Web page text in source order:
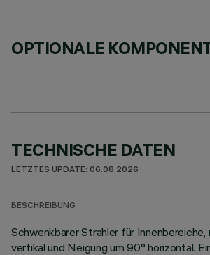
OPTIONALE
TECHNISCHE DATEN
LETZTES UPDATE: 06.08.2026
BESCHREIBUNG
Schwenkbarer Strahler für
vertikal und Neigung um 90° horizontal.